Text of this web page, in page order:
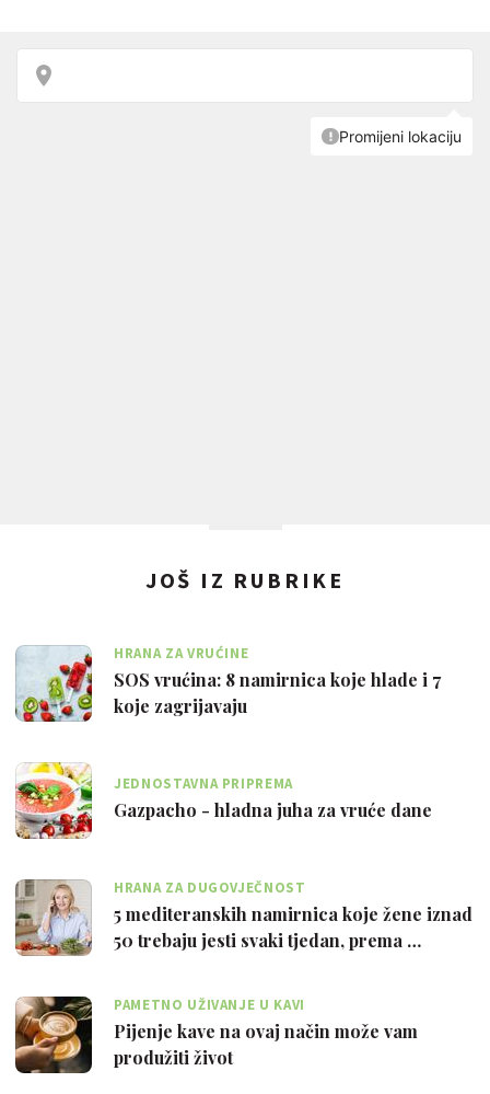
JOŠ IZ RUBRIKE
HRANA ZA VRUĆINE
SOS vrućina: 8 namirnica koje hlade i 7
koje zagrijavaju
JEDNOSTAVNA PRIPREMA
Gazpacho - hladna juha za vruće dane
HRANA ZA DUGOVJEČNOST
5 mediteranskih namirnica koje žene iznad
50 trebaju jesti svaki tjedan, prema …
PAMETNO UŽIVANJE U KAVI
Pijenje kave na ovaj način može vam
produžiti život